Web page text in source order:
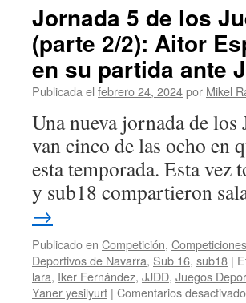
los
Juegos
Deportivos
de
Navarra
(parte
2/2):
Aitor
Esparza
da
un
paso
hacia
el
pódium
en
Jornada 5 de los
(parte 2/2): Aitor
en su partida ante
Publicada el febrero 24, 2024por Mikel
Una nueva jornada de
van cinco de las ocho en
esta temporada. Esta vez
y sub18 compartieron
→
Publicado en Competición,
Deportivos de Navarra, Sub 16, sub18 |
lara, Iker Fernández, JJDD, Juegos
Yaner yesilyurt | Comentarios